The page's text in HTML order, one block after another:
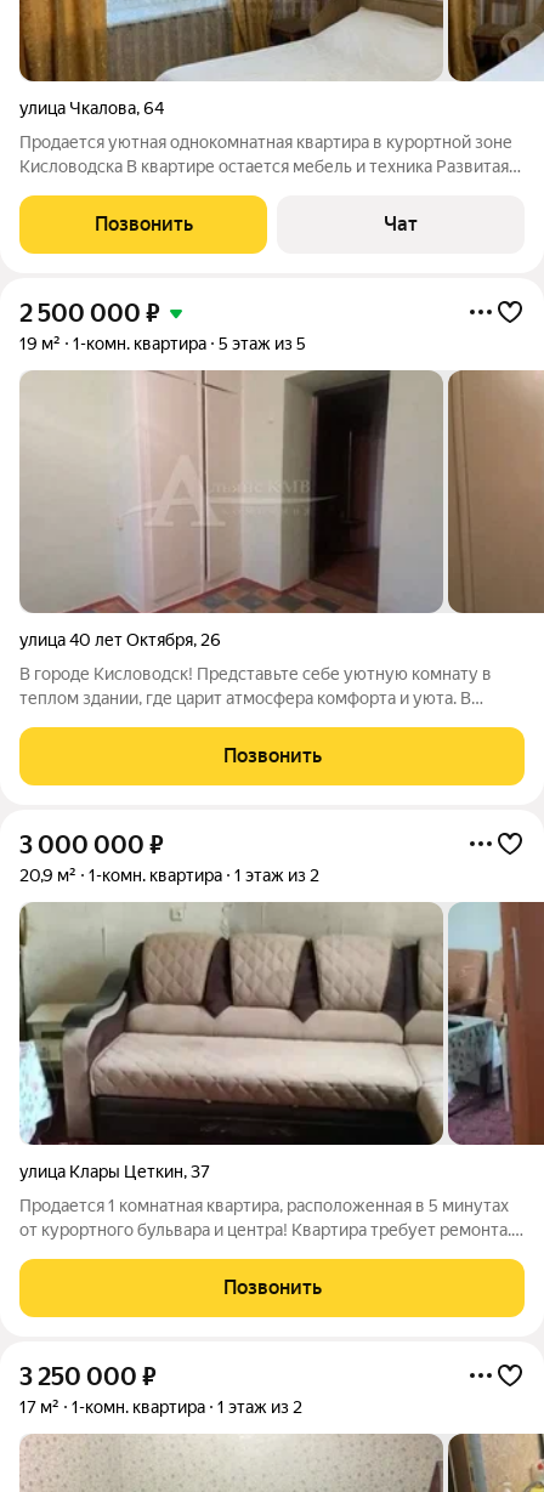
улица Чкалова,64
Продается уютная однокомнатная квартира в курортной зоне
Кисловодска В квартире остается мебель и техника Развитая
транспортная развязка в любую часть города код 29387
Позвонить Чат
2 500 000 ₽
19 м² 1-комн. квартира 5 этаж из 5
улица 40 лет Октября, 26
В городе Кисловодск! Представьте себе уютную комнату в
теплом здании, где царит атмосфера комфорта и уюта. В
вас есть возможность создать свою собственную кухню и
маленькую ванную комнату.
Позвонить
3 000 000 ₽
20,9 м² 1-комн. квартира 1 этаж из 2
улица Клары Цеткин,37
Продается 1 комнатная квартира, расположенная в 5 минутах
от курортного бульвара и центра! Квартира требует ремонта.
востребованном районе города. При продаже в квартире
остается все. Коммуникации
Позвонить
3 250 000 ₽
17 м² 1-комн. квартира 1 этаж из 2